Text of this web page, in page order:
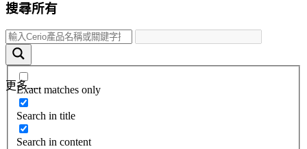
搜尋所有
更多.....
Exact matches only
Search in title
Search in content